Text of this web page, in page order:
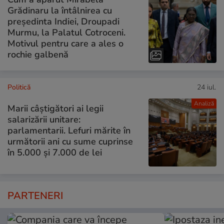
Grădinaru la întâlnirea cu
președinta Indiei, Droupadi
Murmu, la Palatul Cotroceni.
Motivul pentru care a ales o
rochie galbenă
Analiză
Politică 24 iul.
Marii câștigători ai legii
salarizării unitare:
parlamentarii. Lefuri mărite în
următorii ani cu sume cuprinse
în 5.000 și 7.000 de lei
PARTENERI